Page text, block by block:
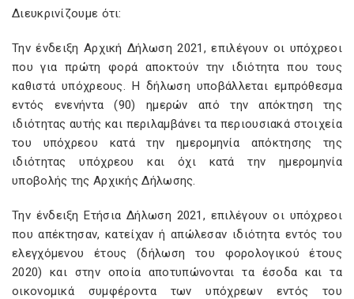
Διευκρινίζουμε ότι:
Την ένδειξη Αρχική Δήλωση 2021, επιλέγουν οι υπόχρεοι
που για πρώτη φορά αποκτούν την ιδιότητα που τους
καθιστά υπόχρεους. Η δήλωση υποβάλλεται εμπρόθεσμα
εντός ενενήντα (90) ημερών από την απόκτηση της
ιδιότητας αυτής και περιλαμβάνει τα περιουσιακά στοιχεία
του υπόχρεου κατά την ημερομηνία απόκτησης της
ιδιότητας υπόχρεου και όχι κατά την ημερομηνία
υποβολής της Αρχικής Δήλωσης.
Την ένδειξη Ετήσια Δήλωση 2021, επιλέγουν οι υπόχρεοι
που απέκτησαν, κατείχαν ή απώλεσαν ιδιότητα εντός του
ελεγχόμενου έτους (δήλωση του φορολογικού έτους
2020) και στην οποία αποτυπώνονται τα έσοδα και τα
οικονομικά συμφέροντα των υπόχρεων εντός του